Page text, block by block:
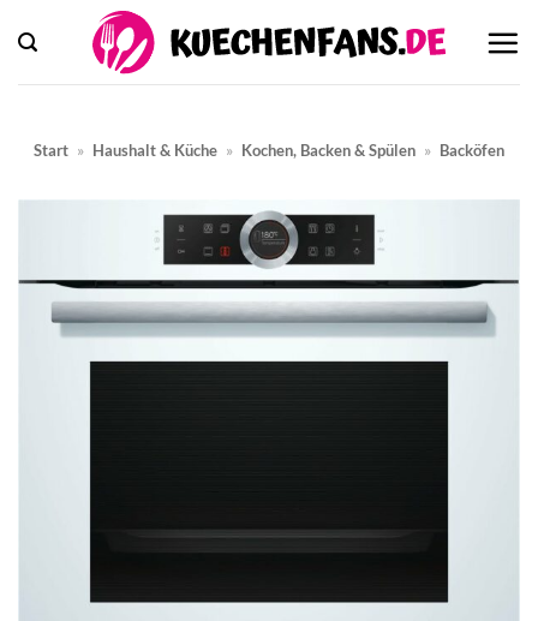
Inhalt
springen
Start » Haushalt & Küche » Kochen, Backen & Spülen » Backöfen